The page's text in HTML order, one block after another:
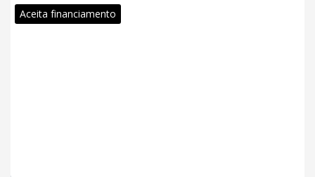
Aceita financiamento